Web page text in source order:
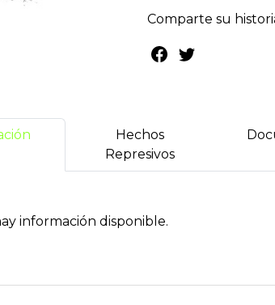
Comparte su
Hechos
Represivos
información disponible.